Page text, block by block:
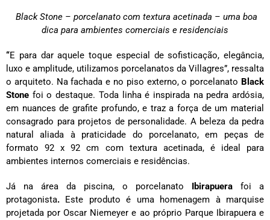
Black Stone – porcelanato com textura acetinada – uma boa
dica para ambientes comerciais e residenciais
“E para dar aquele toque especial de sofisticação, elegância,
luxo e amplitude, utilizamos porcelanatos da Villagres”, ressalta
o arquiteto. Na fachada e no piso externo, o porcelanato Black
Stone foi o destaque. Toda linha é inspirada na pedra ardósia,
em nuances de grafite profundo, e traz a força de um material
consagrado para projetos de personalidade. A beleza da pedra
natural aliada à praticidade do porcelanato, em peças de
formato 92 x 92 cm com textura acetinada, é ideal para
ambientes internos comerciais e residências.
Já na área da piscina, o porcelanato Ibirapuera foi a
protagonista. Este produto é uma homenagem à marquise
projetada por Oscar Niemeyer e ao próprio Parque Ibirapuera e